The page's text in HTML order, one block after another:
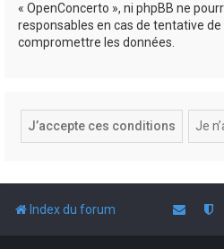
« OpenConcerto », ni phpBB ne
responsables en cas de tentative
compromettre les données.
Index du forum